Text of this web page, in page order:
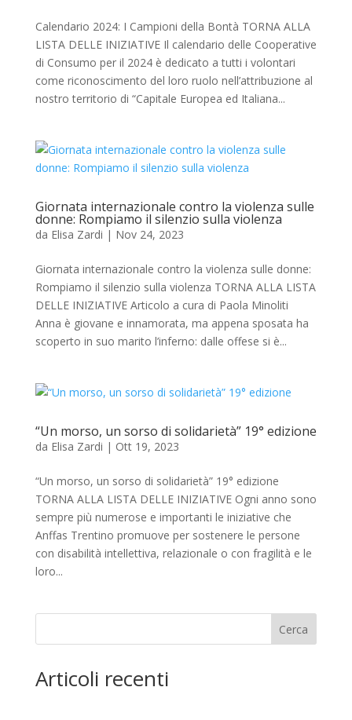
Calendario 2024: I Campioni della Bontà TORNA ALLA
LISTA DELLE INIZIATIVE Il calendario delle Cooperative
di Consumo per il 2024 è dedicato a tutti i volontari
come riconoscimento del loro ruolo nell’attribuzione al
nostro territorio di “Capitale Europea ed Italiana...
Giornata internazionale contro la violenza sulle
donne: Rompiamo il silenzio sulla violenza
da Elisa Zardi | Nov 24, 2023
Giornata internazionale contro la violenza sulle donne:
Rompiamo il silenzio sulla violenza TORNA ALLA LISTA
DELLE INIZIATIVE Articolo a cura di Paola Minoliti
Anna è giovane e innamorata, ma appena sposata ha
scoperto in suo marito l’inferno: dalle offese si è...
“Un morso, un sorso di solidarietà” 19° edizione
da Elisa Zardi | Ott 19, 2023
“Un morso, un sorso di solidarietà” 19° edizione
TORNA ALLA LISTA DELLE INIZIATIVE Ogni anno sono
sempre più numerose e importanti le iniziative che
Anffas Trentino promuove per sostenere le persone
con disabilità intellettiva, relazionale o con fragilità e le
loro...
Cerca
Articoli recenti